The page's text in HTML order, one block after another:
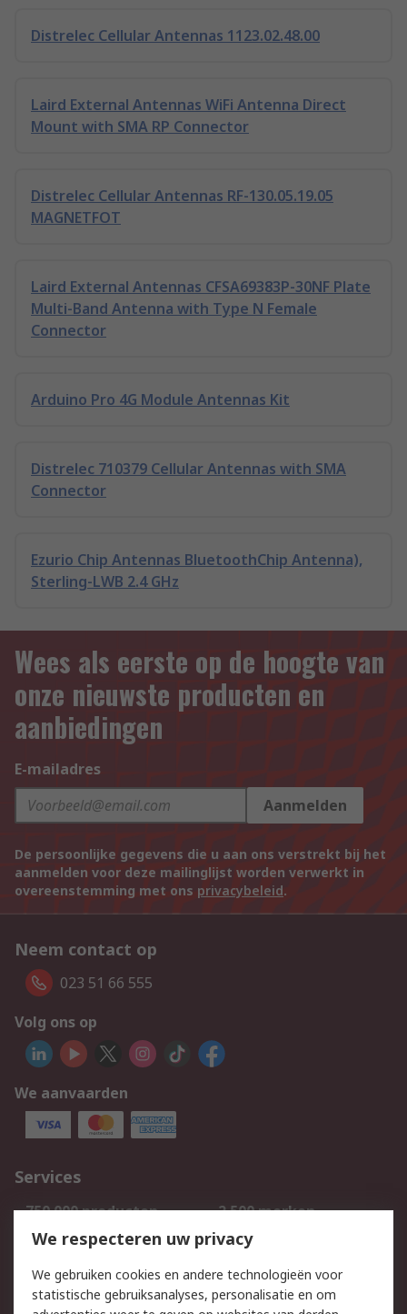
Distrelec Cellular Antennas 1123.02.48.00
Laird External Antennas WiFi Antenna Direct
Mount with SMA RP Connector
Distrelec Cellular Antennas RF-130.05.19.05
MAGNETFOT
Laird External Antennas CFSA69383P-30NF Plate
Multi-Band Antenna with Type N Female
Connector
Arduino Pro 4G Module Antennas Kit
Distrelec 710379 Cellular Antennas with SMA
Connector
Ezurio Chip Antennas BluetoothChip Antenna),
Sterling-LWB 2.4 GHz
Wees als eerste op de hoogte van
onze nieuwste producten en
aanbiedingen
E-mailadres
Aanmelden
De persoonlijke gegevens die u aan ons verstrekt bij het
aanmelden voor deze mailinglijst worden verwerkt in
overeenstemming met ons privacybeleid.
Neem contact op
023 51 66 555
Volg ons op
We aanvaarden
Services
750.000 producten
2.500 merken
Bestellen
Inkoopoplossingen
Track & Trace
We respecteren uw privacy
We gebruiken cookies en andere technologieën voor
statistische gebruiksanalyses, personalisatie en om